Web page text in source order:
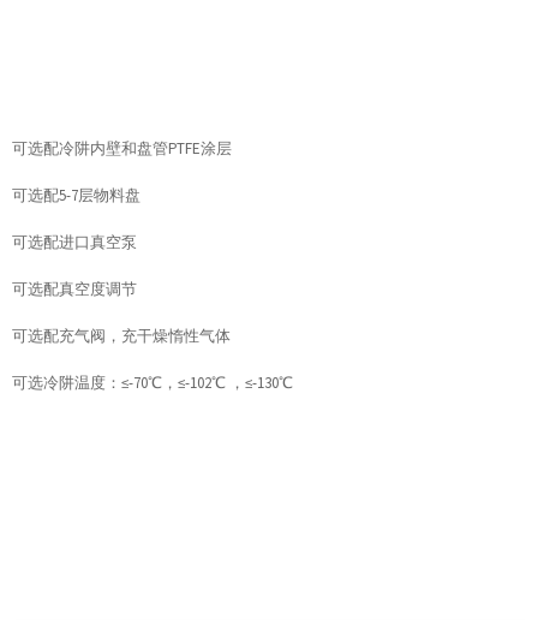
可选配冷阱内壁和盘管PTFE涂层
可选配5-7层物料盘
可选配进口真空泵
可选配真空度调节
可选配充气阀，充干燥惰性气体
可选冷阱温度：≤-70℃，≤-102℃ ，≤-130℃